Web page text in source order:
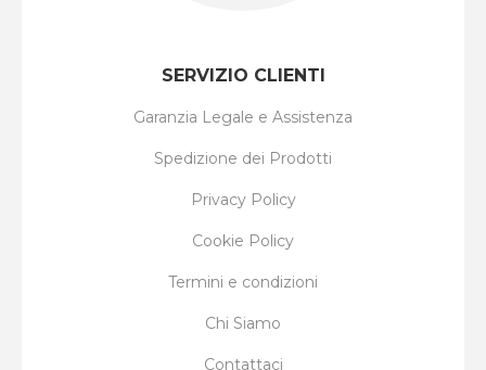
SERVIZIO CLIENTI
Garanzia Legale e Assistenza
Spedizione dei Prodotti
Privacy Policy
Cookie Policy
Termini e condizioni
Chi Siamo
Contattaci